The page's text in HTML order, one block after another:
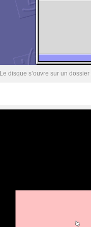
Le disque s’ouvre sur un